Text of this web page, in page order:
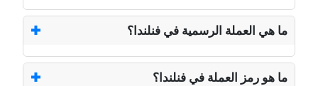
ما هي العملة الرسمية في فنلندا؟
ما هو رمز العملة في فنلندا؟